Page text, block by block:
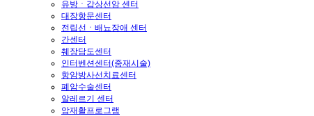
유방ㆍ갑상선암 센터
대장항문센터
전립선ㆍ배뇨장애 센터
간센터
췌장담도센터
인터벤션센터(중재시술)
항암방사선치료센터
폐암수술센터
알레르기 센터
암재활프로그램